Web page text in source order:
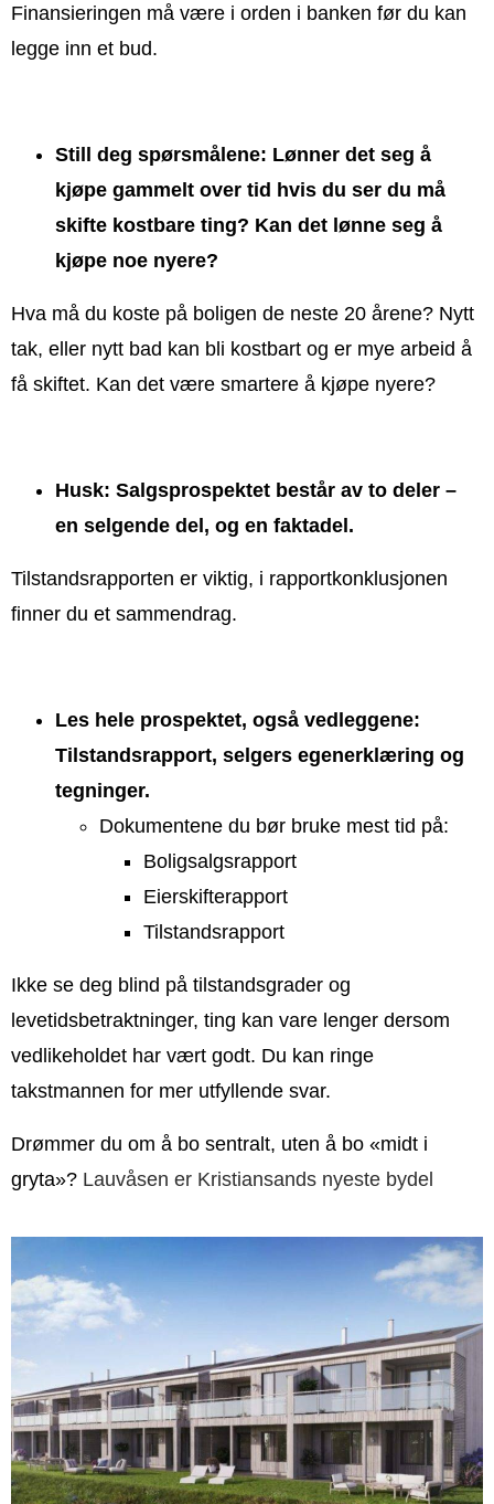
Finansieringen må være i orden i banken før du kan
legge inn et bud.
Still deg spørsmålene: Lønner det seg å
kjøpe gammelt over tid hvis du ser du må
skifte kostbare ting? Kan det lønne seg å
kjøpe noe nyere?
Hva må du koste på boligen de neste 20 årene? Nytt
tak, eller nytt bad kan bli kostbart og er mye arbeid å
få skiftet. Kan det være smartere å kjøpe nyere?
Husk: Salgsprospektet består av to deler –
en selgende del, og en faktadel.
Tilstandsrapporten er viktig, i rapportkonklusjonen
finner du et sammendrag.
Les hele prospektet, også vedleggene:
Tilstandsrapport, selgers egenerklæring og
tegninger.
Dokumentene du bør bruke mest tid på:
Boligsalgsrapport
Eierskifterapport
Tilstandsrapport
Ikke se deg blind på tilstandsgrader og
levetidsbetraktninger, ting kan vare lenger dersom
vedlikeholdet har vært godt. Du kan ringe
takstmannen for mer utfyllende svar.
Drømmer du om å bo sentralt, uten å bo «midt i
gryta»? Lauvåsen er Kristiansands nyeste bydel